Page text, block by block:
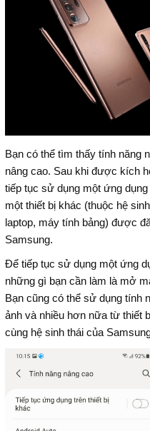
Bạn có thể tìm thấy tính năng
nâng cao. Sau khi được kích
tiếp tục sử dụng một ứng
một thiết bị khác (thuộc hệ
laptop, máy tính bảng) được
Samsung.
Để tiếp tục sử dụng một ứng
những gì bạn cần làm là mở
Bạn cũng có thể sử dụng tính
ảnh và nhiều hơn nữa từ thiết
cùng hệ sinh thái của